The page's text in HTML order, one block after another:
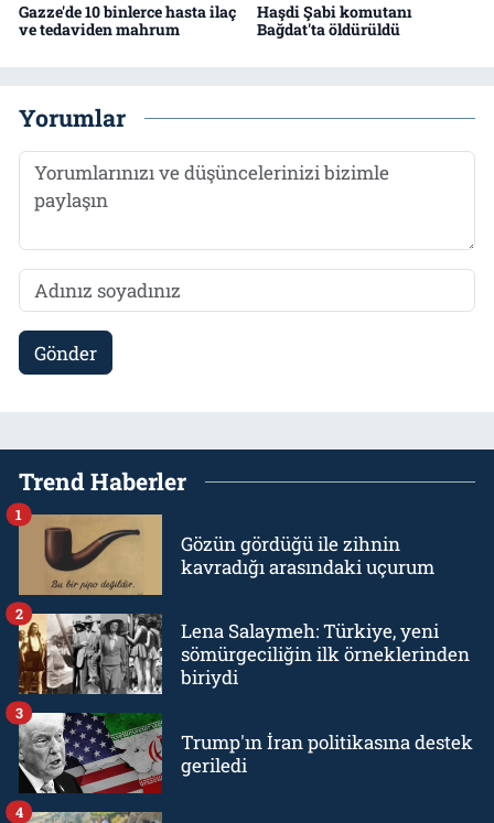
Gazze'de 10 binlerce hasta ilaç
ve tedaviden mahrum
Haşdi Şabi komutanı
Bağdat'ta öldürüldü
Yorumlar
Gönder
Trend Haberler
Gözün gördüğü ile zihnin
kavradığı arasındaki uçurum
1
Lena Salaymeh: Türkiye, yeni
sömürgeciliğin ilk örneklerinden
biriydi
2
Trump'ın İran politikasına destek
geriledi
3
4